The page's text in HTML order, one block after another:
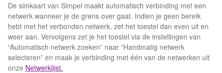
De simkaart van Simpel maakt automatisch verbinding met een
netwerk wanneer je de grens over gaat. Indien je geen bereik
hebt met het verbonden netwerk, zet het toestel dan even uit en
weer aan. Vervolgens zet je het toestel via de instellingen van
“Automatisch netwerk zoeken” naar “Handmatig netwerk
selecteren” en maak je verbinding met één van de netwerken uit
onze Netwerklijst.